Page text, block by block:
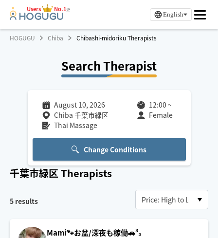
Users No.1※
English
HOGUGU Chiba Chibashi-midoriku Therapists
Search Therapist
August 10, 2026 12:00 ~
Chiba 千葉市緑区
Female
Thai Massage
Change Conditions
千葉市緑区Therapists
5 results
Mami🐾お盆/深夜も稼働🚗³₃